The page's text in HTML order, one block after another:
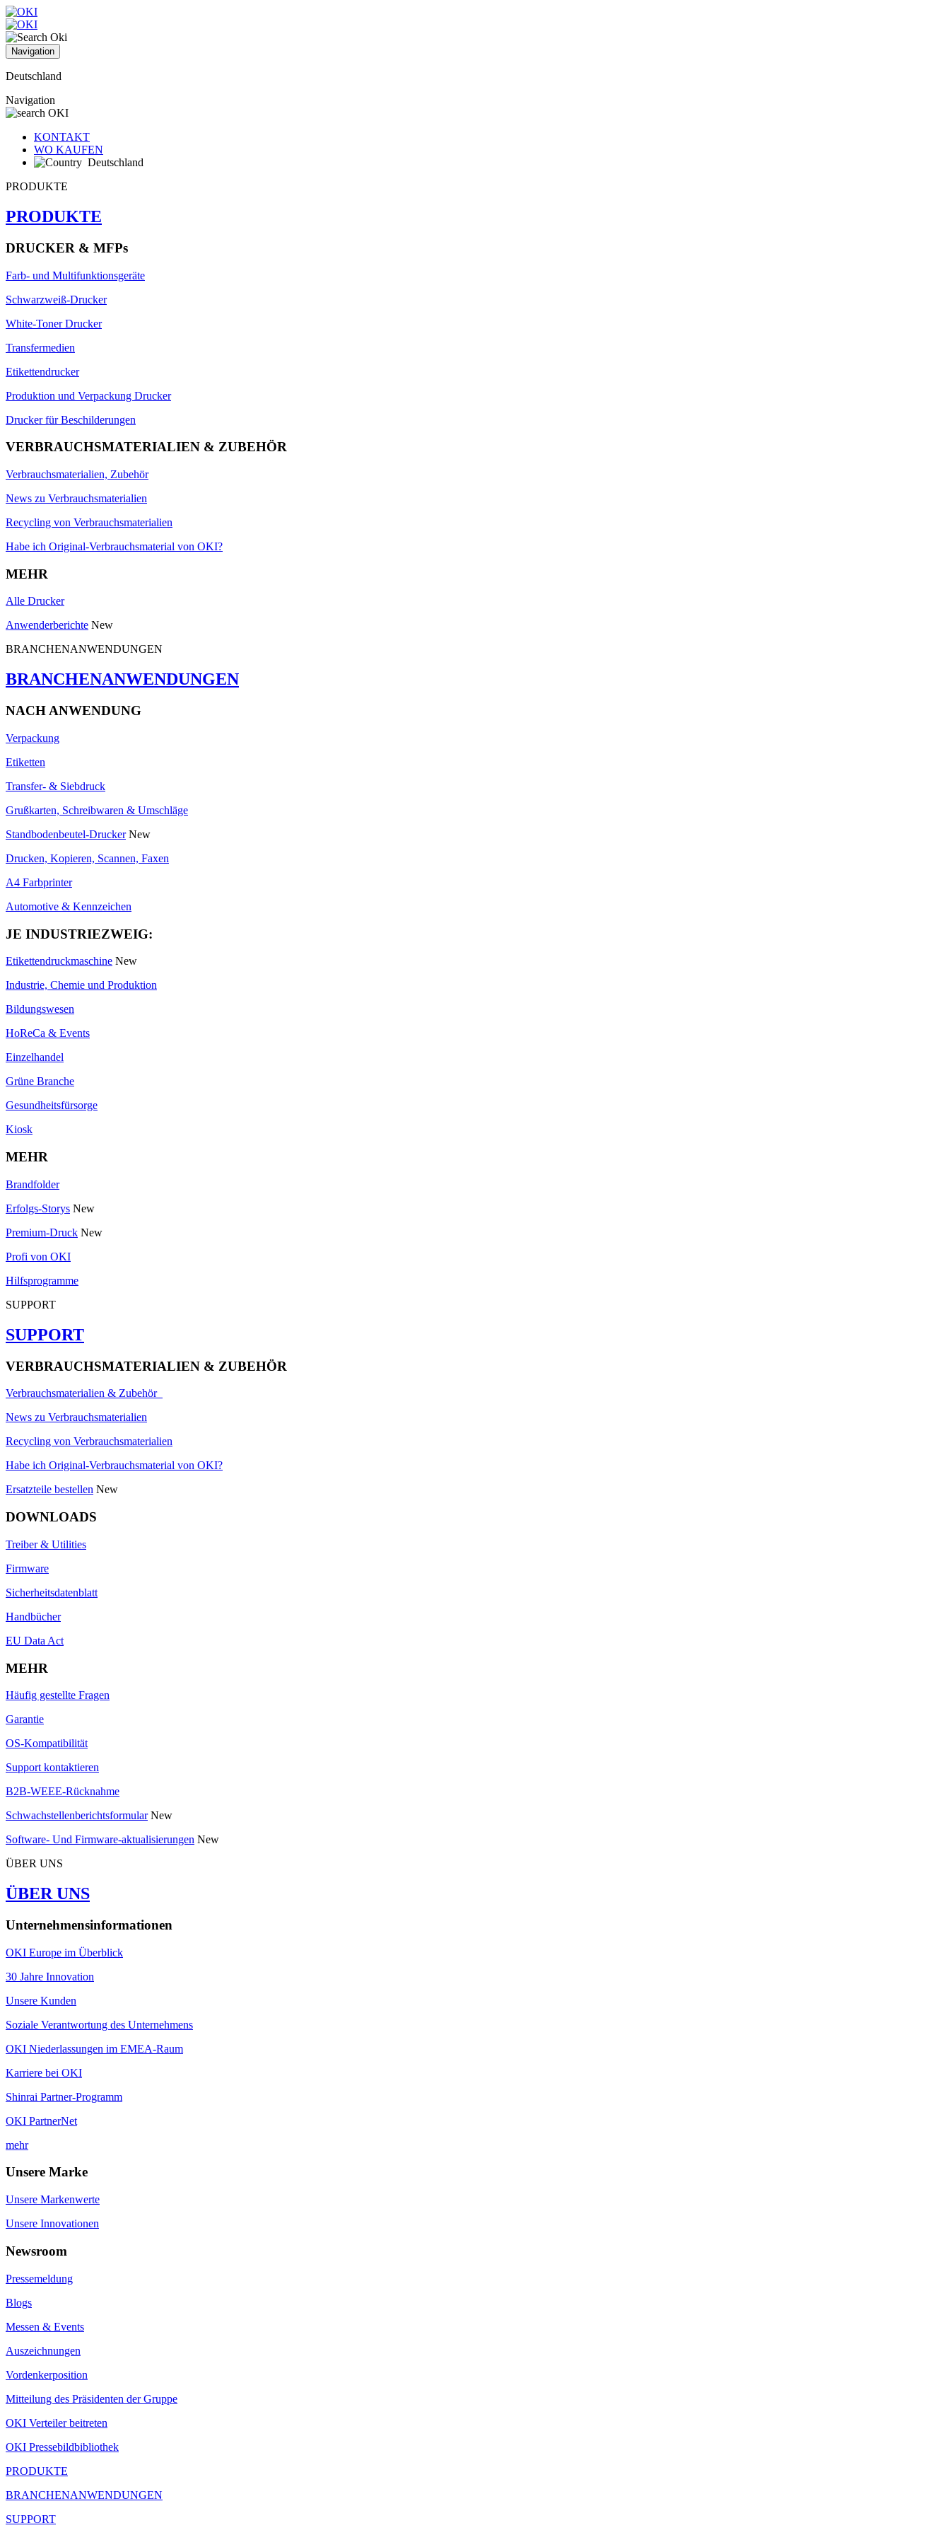
Navigation
Deutschland
Navigation
KONTAKT
WO KAUFEN
Deutschland
PRODUKTE
PRODUKTE
DRUCKER & MFPs
Farb- und Multifunktionsgeräte
Schwarzweiß-Drucker
White-Toner Drucker
Transfermedien
Etikettendrucker
Produktion und Verpackung Drucker
Drucker für Beschilderungen
VERBRAUCHSMATERIALIEN & ZUBEHÖR
Verbrauchsmaterialien, Zubehör
News zu Verbrauchsmaterialien
Recycling von Verbrauchsmaterialien
Habe ich Original-Verbrauchsmaterial von OKI?
MEHR
Alle Drucker
Anwenderberichte New
BRANCHENANWENDUNGEN
BRANCHENANWENDUNGEN
NACH ANWENDUNG
Verpackung
Etiketten
Transfer- & Siebdruck
Grußkarten, Schreibwaren & Umschläge
Standbodenbeutel-Drucker New
Drucken, Kopieren, Scannen, Faxen
A4 Farbprinter
Automotive & Kennzeichen
JE INDUSTRIEZWEIG:
Etikettendruckmaschine New
Industrie, Chemie und Produktion
Bildungswesen
HoReCa & Events
Einzelhandel
Grüne Branche
Gesundheitsfürsorge
Kiosk
MEHR
Brandfolder
Erfolgs-Storys New
Premium-Druck New
Profi von OKI
Hilfsprogramme
SUPPORT
SUPPORT
VERBRAUCHSMATERIALIEN & ZUBEHÖR
Verbrauchsmaterialien & Zubehör
News zu Verbrauchsmaterialien
Recycling von Verbrauchsmaterialien
Habe ich Original-Verbrauchsmaterial von OKI?
Ersatzteile bestellen New
DOWNLOADS
Treiber & Utilities
Firmware
Sicherheitsdatenblatt
Handbücher
EU Data Act
MEHR
Häufig gestellte Fragen
Garantie
OS-Kompatibilität
Support kontaktieren
B2B-WEEE-Rücknahme
Schwachstellenberichtsformular New
Software- Und Firmware-aktualisierungen New
ÜBER UNS
ÜBER UNS
Unternehmensinformationen
OKI Europe im Überblick
30 Jahre Innovation
Unsere Kunden
Soziale Verantwortung des Unternehmens
OKI Niederlassungen im EMEA-Raum
Karriere bei OKI
Shinrai Partner-Programm
OKI PartnerNet
mehr
Unsere Marke
Unsere Markenwerte
Unsere Innovationen
Newsroom
Pressemeldung
Blogs
Messen & Events
Auszeichnungen
Vordenkerposition
Mitteilung des Präsidenten der Gruppe
OKI Verteiler beitreten
OKI Pressebildbibliothek
PRODUKTE
BRANCHENANWENDUNGEN
SUPPORT